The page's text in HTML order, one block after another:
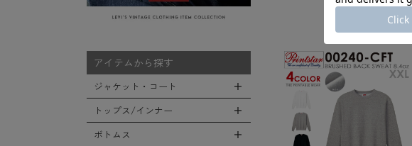
アイテムから探す
ジャケット・コート
全てのジャケット・コート
LEVEL7
トップス/インナー
全てのトップス/インナー
ボトムス